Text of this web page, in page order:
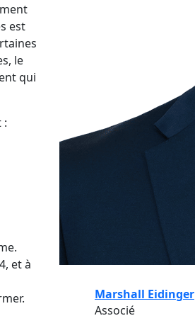
est
le
qui
:
et à
Marshall Eidinger
Associé